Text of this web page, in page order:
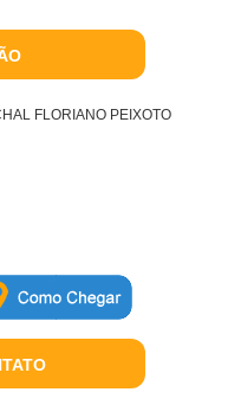
FLORIANO PEIXOTO